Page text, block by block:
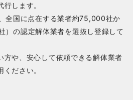
します。
全国に点在する業者約75,000社か
）の認定解体業者を選抜し登録して
方や、安心して依頼できる解体業者
ださい。